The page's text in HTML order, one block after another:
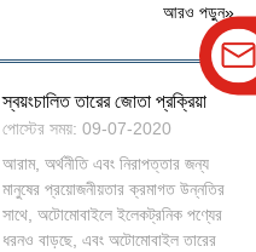
আরও পড়ুন»
স্বয়ংচালিত তারের জোতা প্রক্রিয়া
পোস্টের সময়: 09-07-2020
আরাম, অর্থনীতি এবং নিরাপত্তার জন্য
মানুষের প্রয়োজনীয়তার ক্রমাগত উন্নতির
সাথে, অটোমোবাইলে ইলেকট্রনিক পণ্যের
ধরনও বাড়ছে, এবং অটোমোবাইল তারের